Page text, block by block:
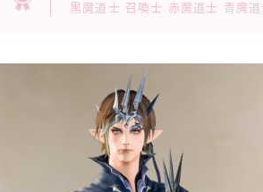
黒魔道士 召喚士 赤魔道士 青魔